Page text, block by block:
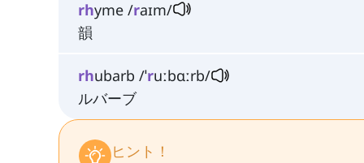
rhyme /raɪm/
韻
rhubarb /ˈruːbɑːrb/
ルバーブ
ヒント！